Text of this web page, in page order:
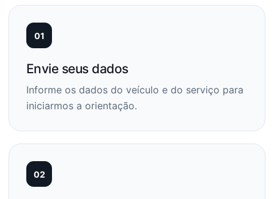
01
Envie seus dados
Informe os dados do veículo e do serviço para
iniciarmos a orientação.
02